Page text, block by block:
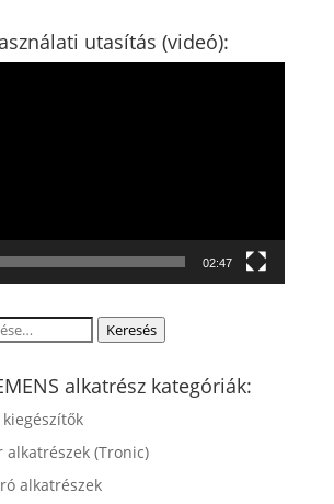
utasítás (videó):
02:47
Keresés
alkatrész kategóriák:
(Tronic)
alkatrészek